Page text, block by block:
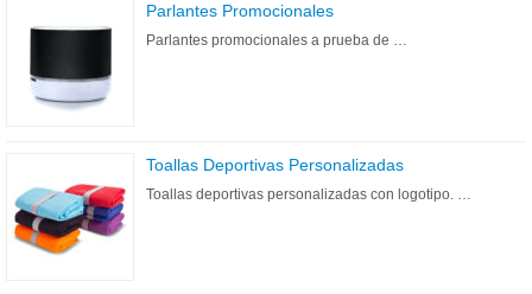
Parlantes Promocionales
Parlantes promocionales a prueba de …
Toallas Deportivas Personalizadas
Toallas deportivas personalizadas con logotipo. …